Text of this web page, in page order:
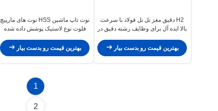
H2 دقیق مغز نل نل فولاد با سرعت
بالا ایده آل برای وظایف رشته دقیق در
بهترین قیمت رو بدست بیار
نوت تاپ ماشین HSS نوت های مارپیچ
فلوت نوع لاستیک پوشش داده شده
کاربردهای صنعتی
بهترین قیمت رو بدست بیار
1
2